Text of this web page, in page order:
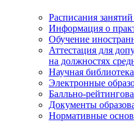
Расписания
Информация о
Обучение
Аттестация для
на должностях
Научная библиотека
Электронные
Балльно-
Документы
Нормативные